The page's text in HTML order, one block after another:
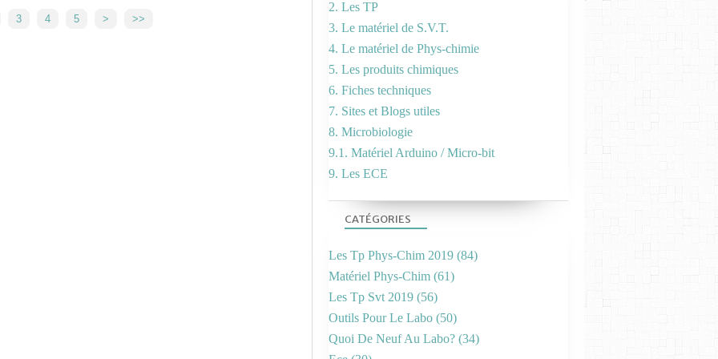
3 4 5 > >>
2. Les TP
3. Le matériel de S.V.T.
4. Le matériel de Phys-chimie
5. Les produits chimiques
6. Fiches techniques
7. Sites et Blogs utiles
8. Microbiologie
9.1. Matériel Arduino / Micro-bit
9. Les ECE
CATÉGORIES
Les Tp Phys-Chim 2019 (84)
Matériel Phys-Chim (61)
Les Tp Svt 2019 (56)
Outils Pour Le Labo (50)
Quoi De Neuf Au Labo? (34)